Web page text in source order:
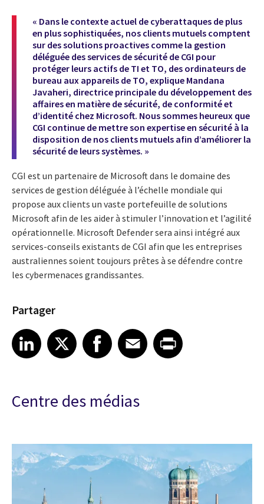
« Dans le contexte actuel de cyberattaques de plus
en plus sophistiquées, nos clients mutuels comptent
sur des solutions proactives comme la gestion
déléguée des services de sécurité de CGI pour
protéger leurs actifs de TI et TO, des ordinateurs de
bureau aux appareils de TO, explique Mandana
Javaheri, directrice principale du développement des
affaires en matière de sécurité, de conformité et
d’identité chez Microsoft. Nous sommes heureux que
CGI continue de mettre son expertise en sécurité à la
disposition de nos clients mutuels afin d’améliorer la
sécurité de leurs systèmes. »
CGI est un partenaire de Microsoft dans le domaine des
services de gestion déléguée à l’échelle mondiale qui
propose aux clients un vaste portefeuille de solutions
Microsoft afin de les aider à stimuler l’innovation et l’agilité
opérationnelle. Microsoft Defender sera ainsi intégré aux
services-conseils existants de CGI afin que les entreprises
australiennes soient toujours prêtes à se défendre contre
les cybermenaces grandissantes.
Partager
Share article on LinkedIn
LinkedIn
Share article on XShare article on Facebook
Facebook
Share article on Email
EmailShare article on Print
Centre des médias